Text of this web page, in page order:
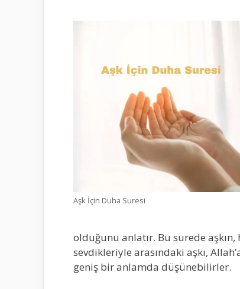
Aşk İçin Duha Suresi
olduğunu anlatır. Bu surede
sevdikleriyle arasındaki aşkı,
geniş bir anlamda düşünebilirler.